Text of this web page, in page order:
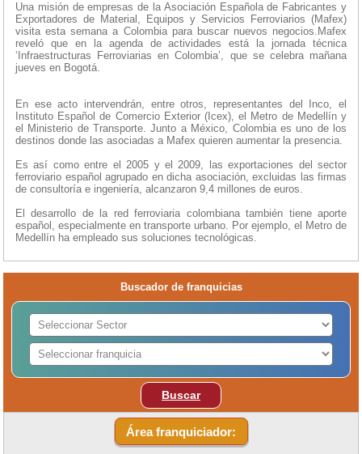
Una misión de empresas de la Asociación Española de Fabricantes y
Exportadores de Material, Equipos y Servicios Ferroviarios (Mafex)
visita esta semana a Colombia para buscar nuevos negocios.Mafex
reveló que en la agenda de actividades está la jornada técnica
‘Infraestructuras Ferroviarias en Colombia’, que se celebra mañana
jueves en Bogotá.
En ese acto intervendrán, entre otros, representantes del Inco, el
Instituto Español de Comercio Exterior (Icex), el Metro de Medellín y
el Ministerio de Transporte. Junto a México, Colombia es uno de los
destinos donde las asociadas a Mafex quieren aumentar la presencia.
Es así como entre el 2005 y el 2009, las exportaciones del sector
ferroviario español agrupado en dicha asociación, excluidas las firmas
de consultoría e ingeniería, alcanzaron 9,4 millones de euros.
El desarrollo de la red ferroviaria colombiana también tiene aporte
español, especialmente en transporte urbano. Por ejemplo, el Metro de
Medellín ha empleado sus soluciones tecnológicas.
Buscador de franquicias
Buscar
Área franquiciador: